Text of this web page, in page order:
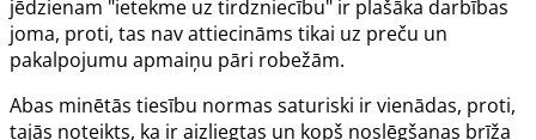
jēdzienam "ietekme uz tirdzniecību" ir plašāka darbības
joma, proti, tas nav attiecināms tikai uz preču un
pakalpojumu apmaiņu pāri robežām.
Abas minētās tiesību normas saturiski ir vienādas, proti,
tajās noteikts, ka ir aizliegtas un kopš noslēgšanas brīža